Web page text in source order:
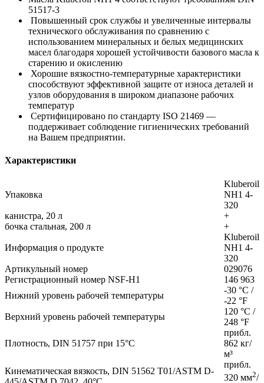
51517-3
Повышенный срок службы и увеличенные интервалы
технического обслуживания по сравнению с
использованием минеральных и белых медицинских
масел благодаря хорошей устойчивости базового масла к
старению и окислению
Хорошие вязкостно-температурные характеристики
способствуют эффективной защите от износа деталей и
узлов оборудования в широком диапазоне рабочих
температур
Сертифицировано по стандарту ISO 21469 —
поддерживает соблюдение гигиенических требований
на Вашем предприятии.
Характеристики
Упаковка
Kluberoil
NH1 4-
320
канистра, 20 л
+
бочка стальная, 200 л
+
Информация о продукте
Kluberoil
NH1 4-
320
Артикульный номер
029076
Регистрационный номер NSF-H1
146 963
Нижний уровень рабочей температуры
-30 °C /
-22 °F
Верхний уровень рабочей температуры
120 °C /
248 °F
Плотность, DIN 51757 при 15°C
прибл.
862 кг/
м³
Кинематическая вязкость, DIN 51562 T01/ASTM D-
прибл.
320 мм2/